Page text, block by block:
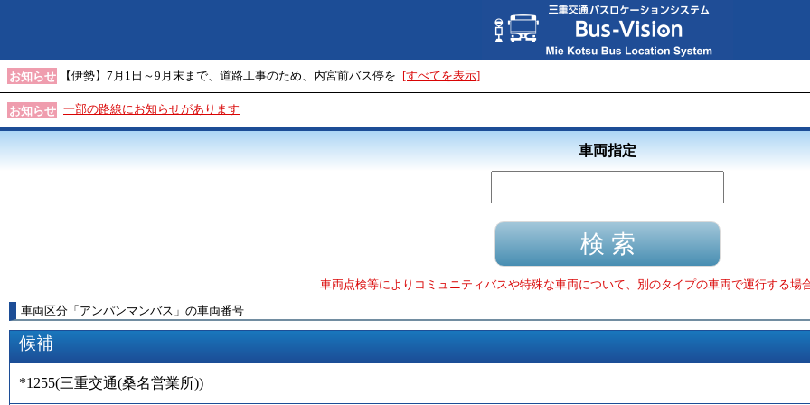
お知らせ 【伊勢】7月1日～9月末まで、道路工事のため、内宮前バス停を [すべてを表示]
お知らせ 一部の路線にお知らせがあります
車両指定
車両点検等によりコミュニティバスや特殊な車両について、別のタイプの車両で運行する場
車両区分 「 アンパンマンバス 」 の車両番号
候補
*1255(三重交通(桑名営業所))